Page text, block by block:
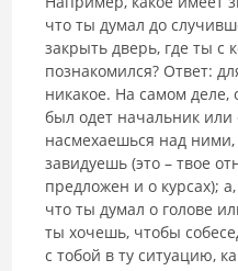
что ты думал до
закрыть дверь, где ты с
познакомился? Ответ:
никакое. На самом деле,
был одет начальник
насмехаешься над
завидуешь (это – твое
предложен и о курсах);
что ты думал о голове
ты хочешь, чтобы
с тобой в ту ситуацию,